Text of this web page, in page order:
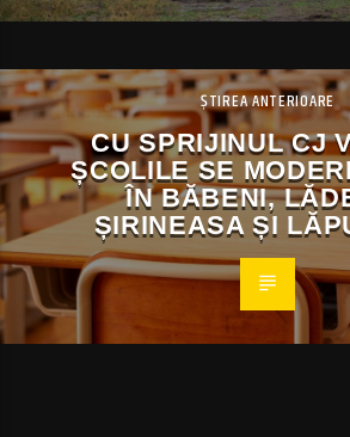
ȘTIREA ANTERIOARE
CU SPRIJINUL CJ
ȘCOLILE SE
ÎN BĂBENI,
ȘIRINEASA ȘI